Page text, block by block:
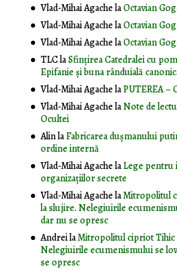
Vlad-Mihai AgachelaOctavian
Vlad-Mihai AgachelaOctavian
Vlad-Mihai AgachelaOctavian
TLClaSfințirea Catedralei cu
Epifanie și buna rânduială
Vlad-Mihai AgachelaPUTEREA –
Vlad-Mihai AgachelaNote de
Ocultei
AlinlaFabricarea dușmanului
ordine internă
Vlad-Mihai AgachelaLege pentru
organizaţiilor secrete
Vlad-Mihai AgachelaMitropolitul
la slujire. Nelegiuirile
dar nu se opresc
AndreilaMitropolitul cipriot Tihic
Nelegiuirile ecumenismului se
se opresc